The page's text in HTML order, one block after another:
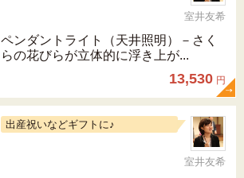
室井友希
ペンダントライト（天井照明）－さく
らの花びらが立体的に浮き上が...
13,530 円
出産祝いなどギフトに♪
室井友希